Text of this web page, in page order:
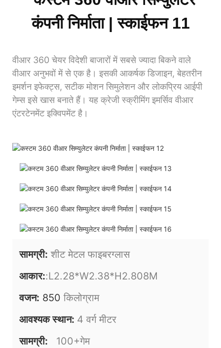
वीआर 360 चेयर विदेशी बाजारों में सबसे ज्यादा बिकने वाले
वीआर अनुभवों में से एक है। इसकी आकर्षक डिजाइन, बेहतरीन
इमर्शन इफेक्ट्स, सटीक मोशन सिमुलेशन और लोकप्रिय आईपी
गेम्स इसे खास बनाते हैं। यह क्रेजी स्क्रीमिंग इमर्सिव वीआर
एंटरटेनमेंट इक्विपमेंट है।
सामग्री: शीट मेटल फाइबरग्लास
आकार::L2.28*W2.38*H2.808M
वजन: 850किलोग्राम
आवश्यक स्थान: 4 वर्ग मीटर
सामग्री:
100+गेम